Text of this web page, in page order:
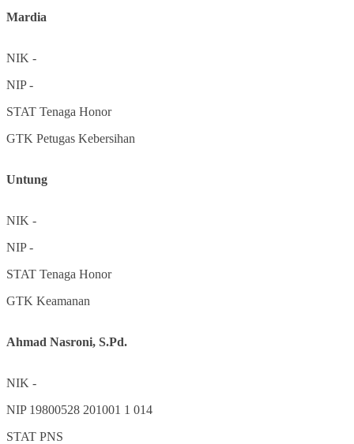
Mardia
NIK -
NIP-
STAT Tenaga Honor
GTK Petugas Kebersihan
Untung
NIK -
NIP-
STAT Tenaga Honor
GTK Keamanan
Ahmad Nasroni, S.Pd.
NIK -
NIP 19800528 201001 1 014
STAT PNS